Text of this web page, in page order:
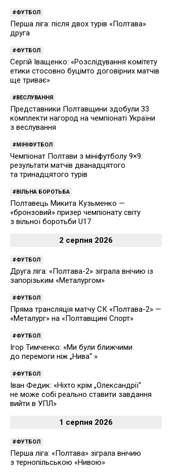
ФУТБОЛ
Перша ліга: після двох турів «Полтава»
друга
ФУТБОЛ
Сергій Іващенко: «Розслідування комітету
етики стосовно буцімто договірних матчів
ще триває»
ВЕСЛУВАННЯ
Представники Полтавщини здобули 33
комплекти нагород на чемпіонаті України
з веслування
МІНІФУТБОЛ
Чемпіонат Полтави з мініфутболу 9×9:
результати матчів дванадцятого
та тринадцятого турів
ВІЛЬНА БОРОТЬБА
Полтавець Микита Кузьменко —
«бронзовий» призер чемпіонату світу
з вільної боротьби U17
2 серпня 2026
ФУТБОЛ
Друга ліга: «Полтава-2» зіграла внічию із
запорізьким «Металургом»
ФУТБОЛ
Пряма трансляція матчу СК «Полтава-2» —
«Металург» на «Полтавщині Спорт»
ФУТБОЛ
Ігор Тимченко: «Ми були ближчими
до перемоги ніж „Нива“ »
ФУТБОЛ
Іван Федик: «Ніхто крім „Олександрії“
не може собі реально ставити завдання
вийти в УПЛ»
1 серпня 2026
ФУТБОЛ
Перша ліга: «Полтава» зіграла внічию
з тернопільською «Нивою»